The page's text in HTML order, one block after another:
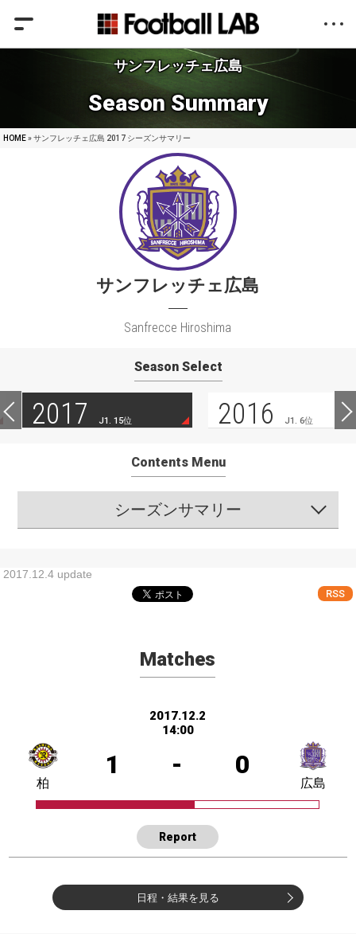
サンフレッチェ広島
Season Summary
HOME» サンフレッチェ広島 2017 シーズンサマリー
サンフレッチェ広島
Sanfrecce Hiroshima
Season Select
2017 J1. 15位 2016 J1. 6位
Contents Menu
シーズンサマリー
2017.12.4 update
RSS
Matches
2017.12.2
14:00
1 - 0
柏 広島
Report
日程・結果を見る